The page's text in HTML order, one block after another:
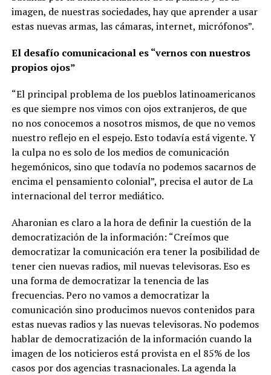
imagen, de nuestras sociedades, hay que aprender a usar
estas nuevas armas, las cámaras, internet, micrófonos”.
El desafío comunicacional es “vernos con nuestros
propios ojos”
“El principal problema de los pueblos latinoamericanos
es que siempre nos vimos con ojos extranjeros, de que
no nos conocemos a nosotros mismos, de que no vemos
nuestro reflejo en el espejo. Esto todavía está vigente. Y
la culpa no es solo de los medios de comunicación
hegemónicos, sino que todavía no podemos sacarnos de
encima el pensamiento colonial”, precisa el autor de La
internacional del terror mediático.
Aharonian es claro a la hora de definir la cuestión de la
democratización de la información: “Creímos que
democratizar la comunicación era tener la posibilidad de
tener cien nuevas radios, mil nuevas televisoras. Eso es
una forma de democratizar la tenencia de las
frecuencias. Pero no vamos a democratizar la
comunicación sino producimos nuevos contenidos para
estas nuevas radios y las nuevas televisoras. No podemos
hablar de democratización de la información cuando la
imagen de los noticieros está provista en el 85% de los
casos por dos agencias trasnacionales. La agenda la